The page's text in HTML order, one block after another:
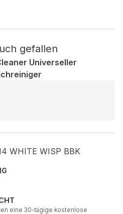
gefallen
Universeller
WHITE WISP BBK
eine 30-tägige kostenlose
sind solche, die
keiner Kategorie zugeordnet